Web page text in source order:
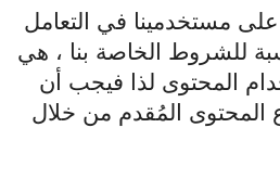
مستخدمينا في التعامل
للشروط الخاصة بنا ، هي
المحتوى لذا فيجب أن
المحتوى المُقدم من خلال